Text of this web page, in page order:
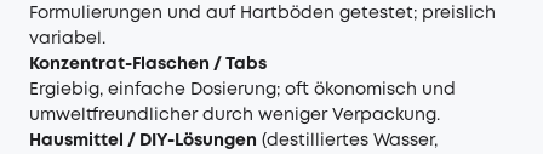
Formulierungen und auf Hartböden getestet; preislich
variabel.
Konzentrat-Flaschen / Tabs
Ergiebig, einfache Dosierung; oft ökonomisch und
umweltfreundlicher durch weniger Verpackung.
Hausmittel / DIY-Lösungen (destilliertes Wasser,